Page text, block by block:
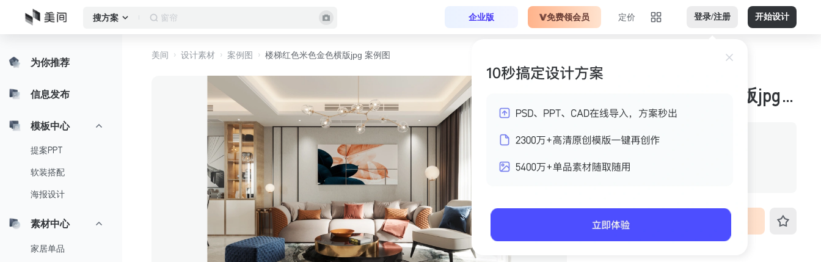
搜方案 卧室 企业版 免费领会员 定价 登录/注册 开始设计
为你推荐
信息发布
模板中心
提案PPT
软装搭配
海报设计
素材中心
家居单品
美间 设计素材 案例图 楼梯红色米色金色横版jpg 案例图
楼梯红色米色金色横版jpg 案例图
作者 爱吃的猫猫
尺寸